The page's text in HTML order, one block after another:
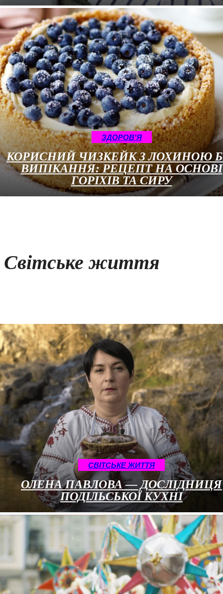
ЗДОРОВ'Я
КОРИСНИЙ ЧИЗКЕЙК З ЛОХИНОЮ
ВИПІКАННЯ: РЕЦЕПТ НА ОСНОВІ
ГОРІХІВ ТА СИРУ
Світське життя
CВІТСЬКЕ ЖИТТЯ
ОЛЕНА ПАВЛОВА — ДОСЛІДНИЦЯ
ПОДІЛЬСЬКОЇ КУХНІ